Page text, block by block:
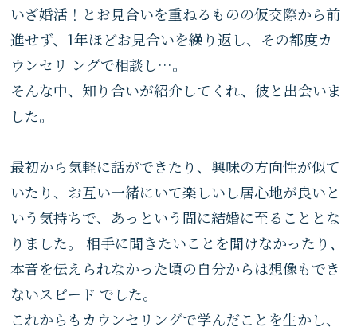
いざ婚活！とお見合いを重ねるものの仮交際から前
進せず、1年ほどお見合いを繰り返し、その都度カ
ウンセリ ングで相談し…。
そんな中、知り合いが紹介してくれ、彼と出会いま
した。
最初から気軽に話ができたり、興味の方向性が似て
いたり、お互い一緒にいて楽しいし居心地が良いと
いう気持ちで、あっという間に結婚に至ることとな
りました。 相手に聞きたいことを聞けなかったり、
本音を伝えられなかった頃の自分からは想像もでき
ないスピード でした。
これからもカウンセリングで学んだことを生かし、